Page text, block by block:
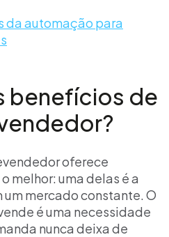
da automação para
benefícios de
oferece
melhor: uma delas é a
mercado constante. O
é uma necessidade
nunca deixa de